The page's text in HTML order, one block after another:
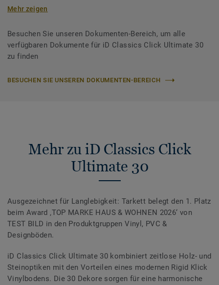
Mehr zeigen
Besuchen Sie unseren Dokumenten-Bereich, um alle
verfügbaren Dokumente für iD Classics Click Ultimate 30
zu finden
BESUCHEN SIE UNSEREN DOKUMENTEN-BEREICH
Mehr zu iD Classics Click
Ultimate 30
Ausgezeichnet für Langlebigkeit: Tarkett belegt den 1. Platz
beim Award ‚TOP MARKE HAUS & WOHNEN 2026‘ von
TEST BILD in den Produktgruppen Vinyl, PVC &
Designböden.
iD Classics Click Ultimate 30 kombiniert zeitlose Holz- und
Steinoptiken mit den Vorteilen eines modernen Rigid Klick
Vinylbodens. Die 30 Dekore sorgen für eine harmonische